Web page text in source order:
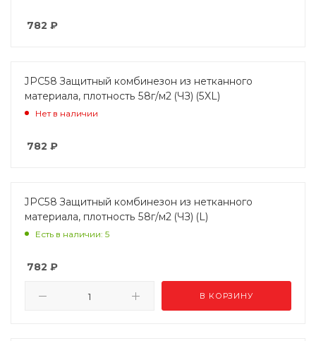
782 ₽
JPC58 Защитный комбинезон из нетканного
материала, плотность 58г/м2 (ЧЗ) (5XL)
Нет в наличии
782 ₽
JPC58 Защитный комбинезон из нетканного
материала, плотность 58г/м2 (ЧЗ) (L)
Есть в наличии: 5
782 ₽
В КОРЗИНУ